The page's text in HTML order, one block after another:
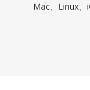
Mac、Linux、